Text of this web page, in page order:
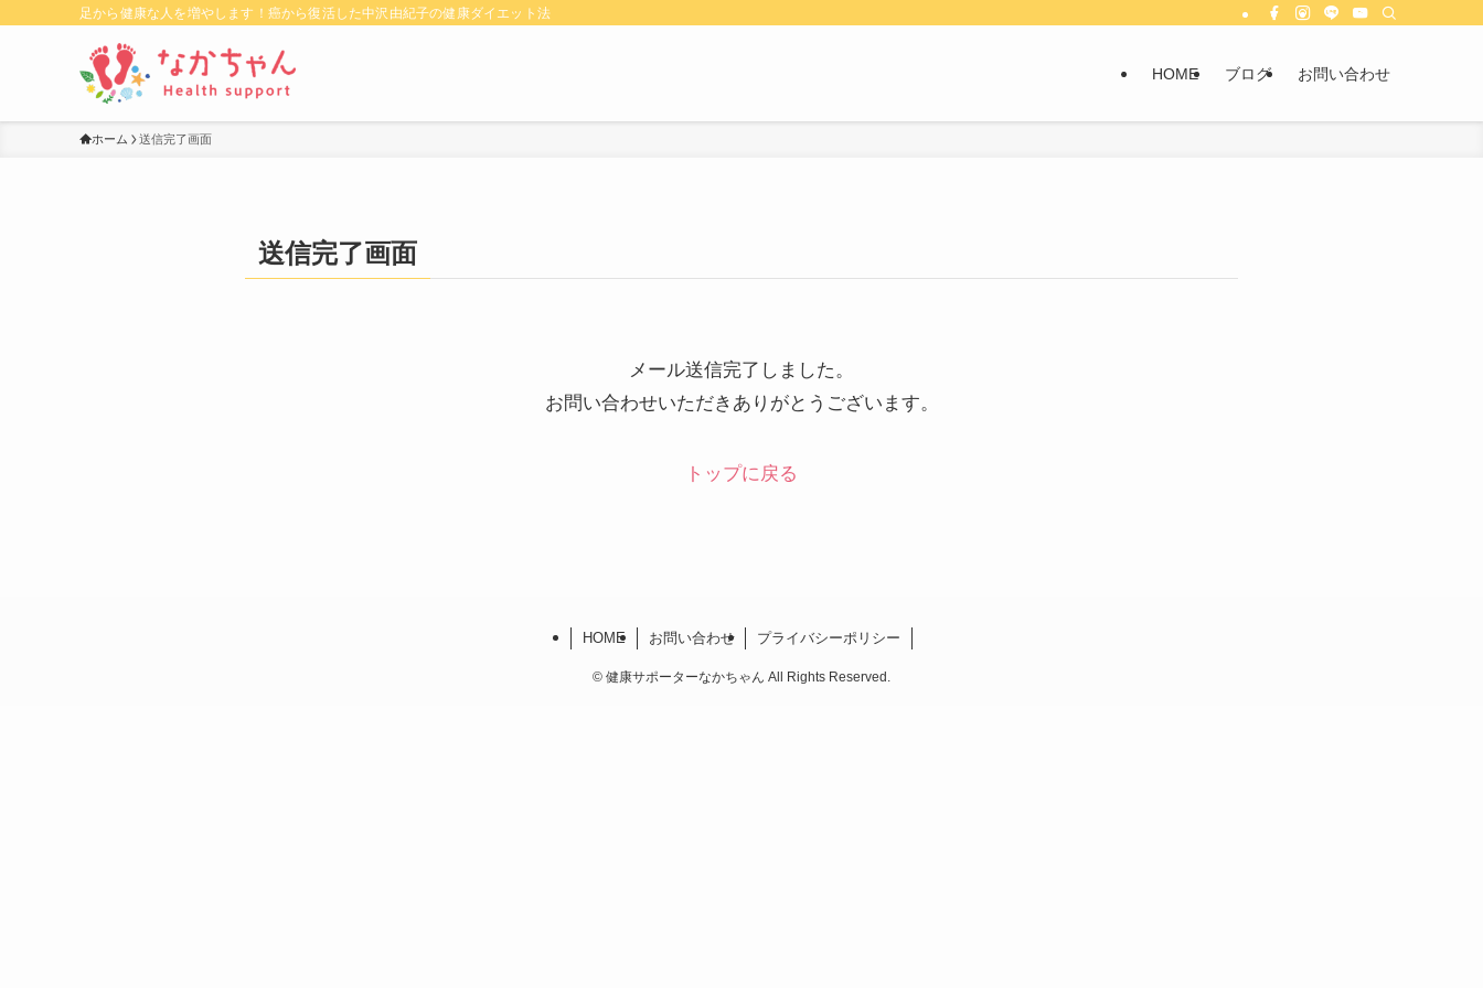
足から健康な人を増やします！癌から復活した中沢由紀子の健康ダイエット法
HOME ブログ お問い合わせ
ホーム 送信完了画面
送信完了画面
メール送信完了しました。
お問い合わせいただきありがとうございます。
トップに戻る
HOME お問い合わせ プライバシーポリシー
© 健康サポーターなかちゃん All Rights Reserved.